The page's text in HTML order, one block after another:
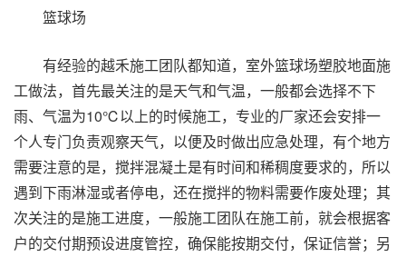
篮球场
有经验的越禾施工团队都知道，室外篮球场塑胶地面施
工做法，首先最关注的是天气和气温，一般都会选择不下
雨、气温为10℃以上的时候施工，专业的厂家还会安排一
个人专门负责观察天气，以便及时做出应急处理，有个地方
需要注意的是，搅拌混凝土是有时间和稀稠度要求的，所以
遇到下雨淋湿或者停电，还在搅拌的物料需要作废处理；其
次关注的是施工进度，一般施工团队在施工前，就会根据客
户的交付期预设进度管控，确保能按期交付，保证信誉；另